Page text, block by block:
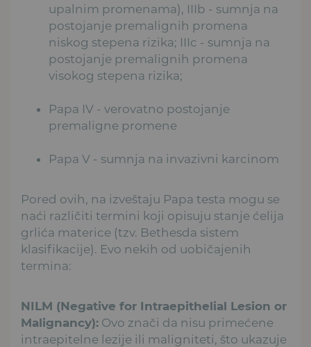
upalnim promenama), IIIb - sumnja na
postojanje premalignih promena
niskog stepena rizika; IIIc - sumnja na
postojanje premalignih promena
visokog stepena rizika;
Papa IV - verovatno postojanje
premaligne promene
Papa V - sumnja na invazivni karcinom
Pored ovih, na izveštaju Papa testa mogu se
naći različiti termini koji opisuju stanje ćelija
grlića materice (tzv. Bethesda sistem
klasifikacije). Evo nekih od uobičajenih
termina:
NILM (Negative for Intraepithelial Lesion or
Malignancy): Ovo znači da nisu primećene
intraepitelne lezije ili maligniteti, što ukazuje